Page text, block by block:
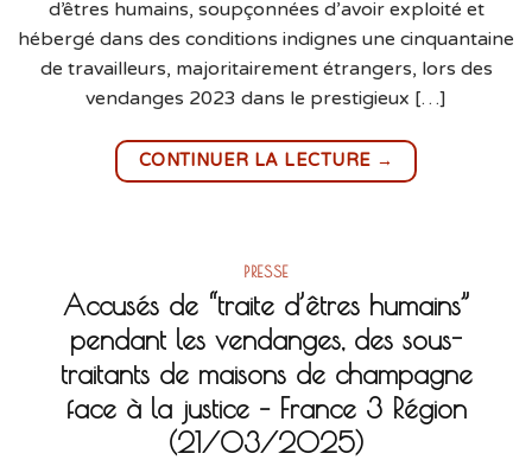
d’êtres humains, soupçonnées d’avoir exploité et
hébergé dans des conditions indignes une cinquantaine
de travailleurs, majoritairement étrangers, lors des
vendanges 2023 dans le prestigieux […]
CONTINUER LA LECTURE →
PRESSE
Accusés de “traite d’êtres humains”
pendant les vendanges, des sous-
traitants de maisons de champagne
face à la justice – France 3 Région
(21/03/2025)